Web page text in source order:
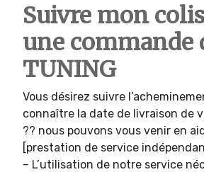
Suivre mon
une commande
TUNING
Vous désirez suivre
connaître la date de livraison de
?? nous pouvons vous venir en
[prestation de service
– L’utilisation de notre service